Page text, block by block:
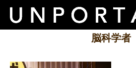
脳科学者